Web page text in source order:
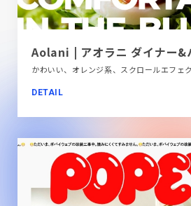
Aolani | アオラニ ダイナー&
DETAIL